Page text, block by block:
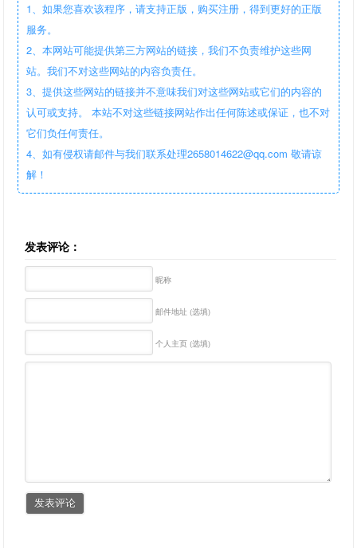
1、如果您喜欢该程序，请支持正版，购买注册，得到更好的正版
服务。
2、本网站可能提供第三方网站的链接，我们不负责维护这些网
站。我们不对这些网站的内容负责任。
3、提供这些网站的链接并不意味我们对这些网站或它们的内容的
认可或支持。 本站不对这些链接网站作出任何陈述或保证，也不对
它们负任何责任。
4、如有侵权请邮件与我们联系处理2658014622@qq.com 敬请谅
解！
发表评论：
昵称
邮件地址 (选填)
个人主页 (选填)